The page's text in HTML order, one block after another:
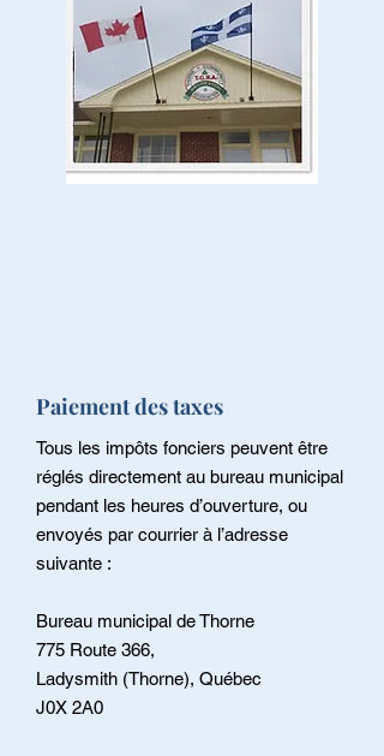
Paiement des taxes
Tous les impôts fonciers peuvent être
réglés directement au bureau municipal
pendant les heures d’ouverture, ou
envoyés par courrier à l’adresse
suivante :
Bureau municipal de Thorne
775 Route 366,
Ladysmith (Thorne), Québec
J0X 2A0